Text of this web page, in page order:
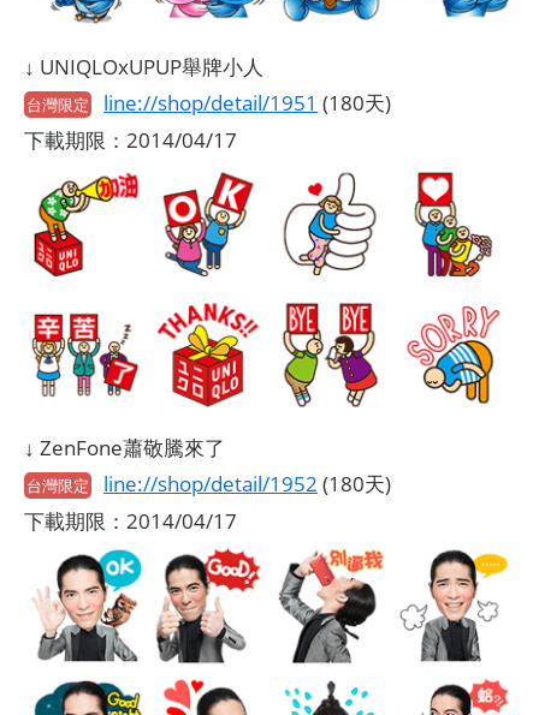
↓ UNIQLOxUPUP舉牌小人
台灣限定 line://shop/detail/1951 (180天)
下載期限：2014/04/17
↓ ZenFone蕭敬騰來了
台灣限定 line://shop/detail/1952 (180天)
下載期限：2014/04/17